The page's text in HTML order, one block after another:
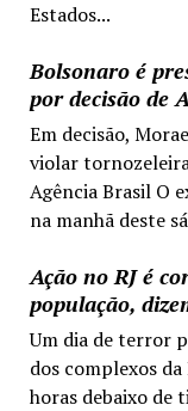
Estados...
Bolsonaro é
por decisão de
Em decisão,
violar
Agência Brasil O
na manhã deste
Ação no RJ é
população,
Um dia de terror
dos complexos
horas debaixo de